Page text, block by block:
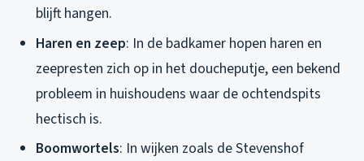
blijft hangen.
Haren en zeep: In de badkamer hopen haren en
zeepresten zich op in het doucheputje, een bekend
probleem in huishoudens waar de ochtendspits
hectisch is.
Boomwortels: In wijken zoals de Stevenshof